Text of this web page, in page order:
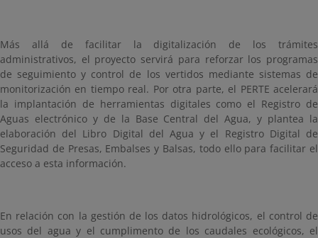
Más allá de facilitar la digitalización de los trámites
administrativos, el proyecto servirá para reforzar los programas
de seguimiento y control de los vertidos mediante sistemas de
monitorización en tiempo real. Por otra parte, el PERTE acelerará
la implantación de herramientas digitales como el Registro de
Aguas electrónico y de la Base Central del Agua, y plantea la
elaboración del Libro Digital del Agua y el Registro Digital de
Seguridad de Presas, Embalses y Balsas, todo ello para facilitar el
acceso a esta información.
En relación con la gestión de los datos hidrológicos, el control de
usos del agua y el cumplimento de los caudales ecológicos, el